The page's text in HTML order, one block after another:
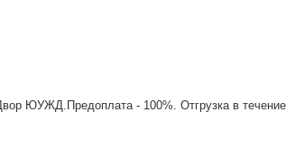
ЮУЖД.Предоплата - 100%. Отгрузка в течение